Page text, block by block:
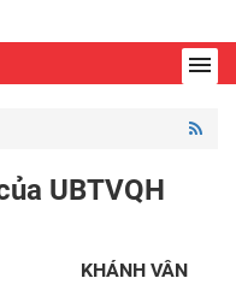
UBTVQH
KHÁNH VÂN